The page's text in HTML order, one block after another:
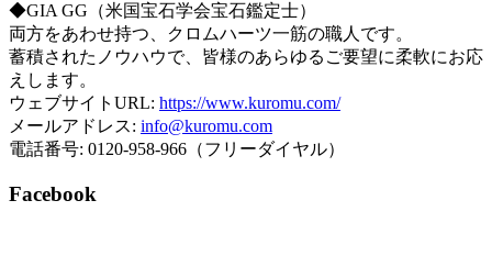
◆GIA GG（米国宝石学会宝石鑑定士）
両方をあわせ持つ、クロムハーツ一筋の職人です。
蓄積されたノウハウで、皆様のあらゆるご要望に柔軟にお応
えします。
ウェブサイトURL: https://www.kuromu.com/
メールアドレス: info@kuromu.com
電話番号: 0120-958-966（フリーダイヤル）
Facebook